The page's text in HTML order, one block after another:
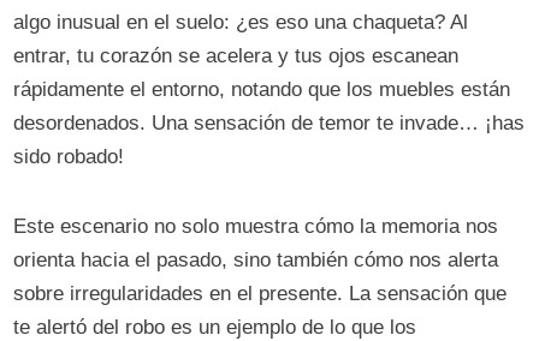
algo inusual en el suelo: ¿es eso una chaqueta? Al
entrar, tu corazón se acelera y tus ojos escanean
rápidamente el entorno, notando que los muebles están
desordenados. Una sensación de temor te invade… ¡has
sido robado!
Este escenario no solo muestra cómo la memoria nos
orienta hacia el pasado, sino también cómo nos alerta
sobre irregularidades en el presente. La sensación que
te alertó del robo es un ejemplo de lo que los